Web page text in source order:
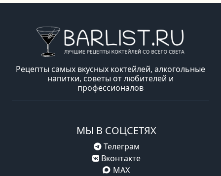
Рецепты самых вкусных коктейлей, алкогольные
напитки, советы от любителей и
профессионалов
МЫ В СОЦСЕТЯХ
Телеграм
Вконтакте
MAX